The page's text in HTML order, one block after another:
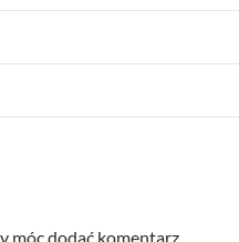
móc dodać komentarz.